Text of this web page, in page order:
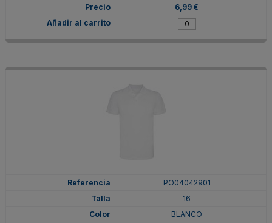
6,99 €
PO04042901
16
BLANCO